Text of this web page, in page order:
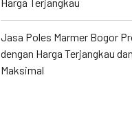
Jasa Poles Marmer Bogor
dengan Harga Terjangkau
Maksimal